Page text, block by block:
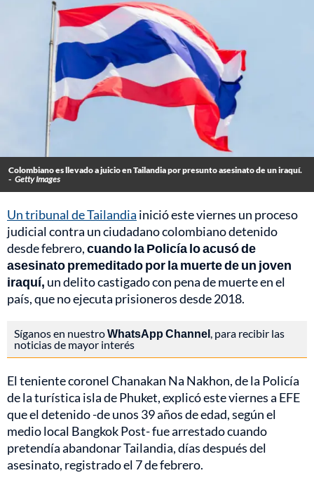
Colombiano es llevado a juicio en Tailandia por presunto asesinato de un iraquí.
- Getty Images
Un tribunal de Tailandia inició este viernes un proceso
judicial contra un ciudadano colombiano detenido
desde febrero,cuando la Policía lo acusó de
asesinato premeditado por la muerte de un joven
iraquí, un delito castigado con pena de muerte en el
país, que no ejecuta prisioneros desde 2018.
Síganos en nuestroWhatsApp Channel, para recibir las
noticias de mayor interés
El teniente coronel Chanakan Na Nakhon, de la Policía
de la turística isla de Phuket, explicó este viernes a EFE
que el detenido -de unos 39 años de edad, según el
medio local Bangkok Post- fue arrestado cuando
pretendía abandonar Tailandia, días después del
asesinato, registrado el 7 de febrero.